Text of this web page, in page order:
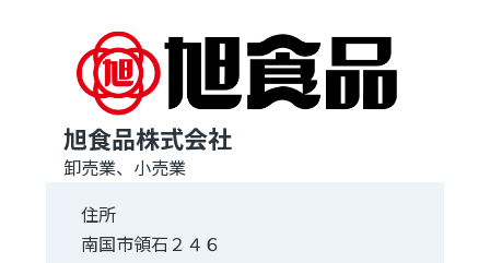
旭食品株式会社
卸売業、小売業
住所
南国市領石２４６